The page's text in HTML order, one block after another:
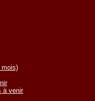
mois)
à venir